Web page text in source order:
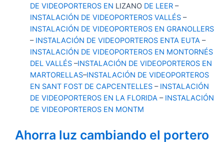
DE VIDEOPORTEROS EN LIZANO DE LEER –
INSTALACIÓN DE VIDEOPORTEROS VALLÉS –
INSTALACIÓN DE VIDEOPORTEROS EN GRANOLLERS
– INSTALACIÓN DE VIDEOPORTEROS ENTA EUTA –
INSTALACIÓN DE VIDEOPORTEROS EN MONTORNÉS
DEL VALLÉS –INSTALACIÓN DE VIDEOPORTEROS EN
MARTORELLAS–INSTALACIÓN DE VIDEOPORTEROS
EN SANT FOST DE CAPCENTELLES – INSTALACIÓN
DE VIDEOPORTEROS EN LA FLORIDA – INSTALACIÓN
DE VIDEOPORTEROS EN MONTM
Ahorra luz cambiando el portero